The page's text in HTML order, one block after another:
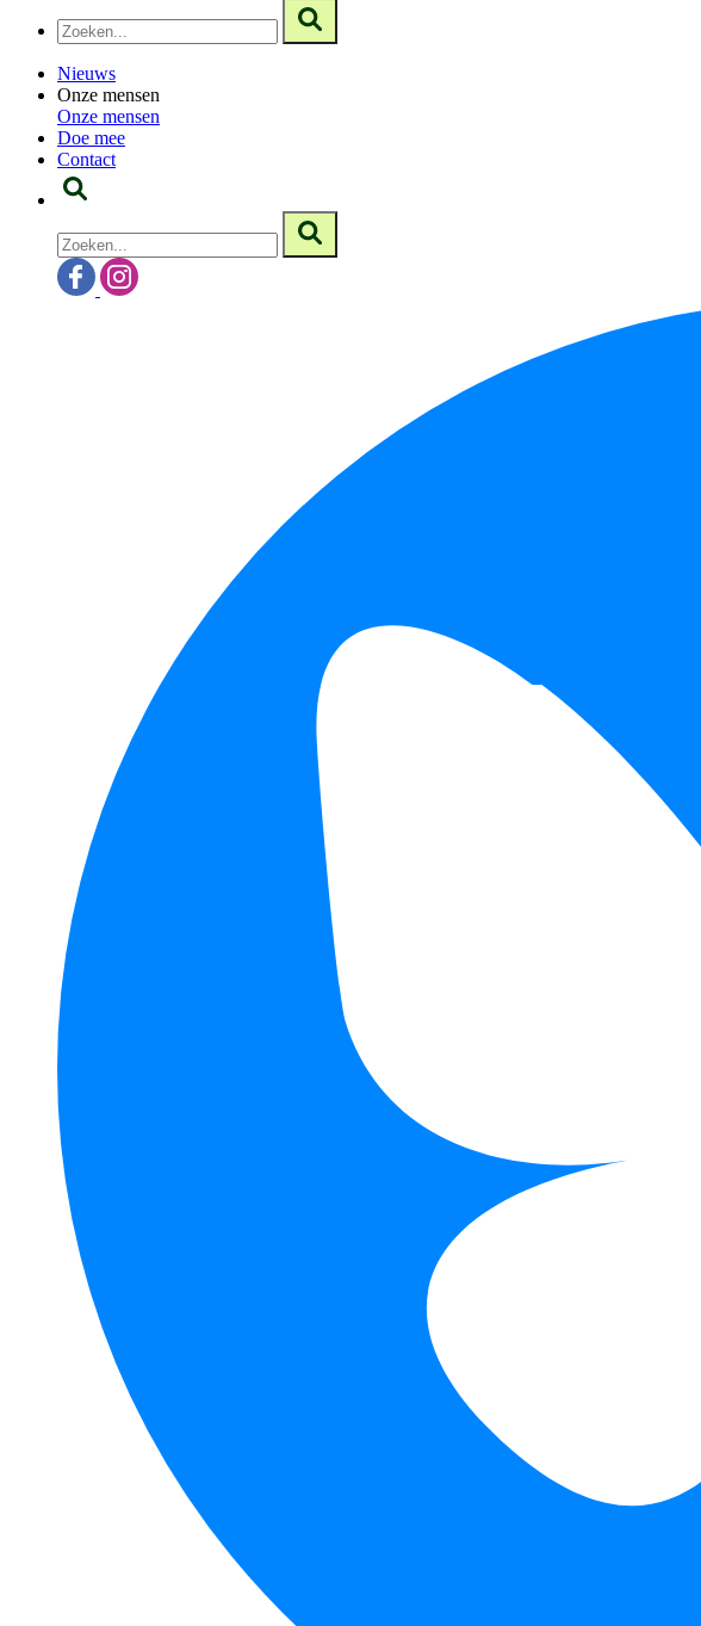
Nieuws
Onze mensen
Onze mensen
Doe mee
Contact